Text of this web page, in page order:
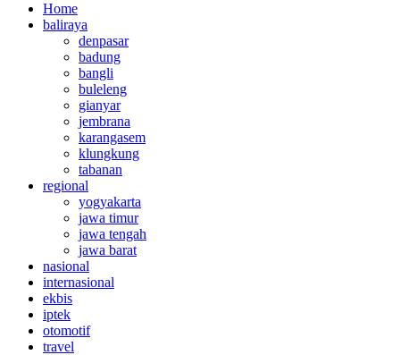
Home
baliraya
denpasar
badung
bangli
buleleng
gianyar
jembrana
karangasem
klungkung
tabanan
regional
yogyakarta
jawa timur
jawa tengah
jawa barat
nasional
internasional
ekbis
iptek
otomotif
travel